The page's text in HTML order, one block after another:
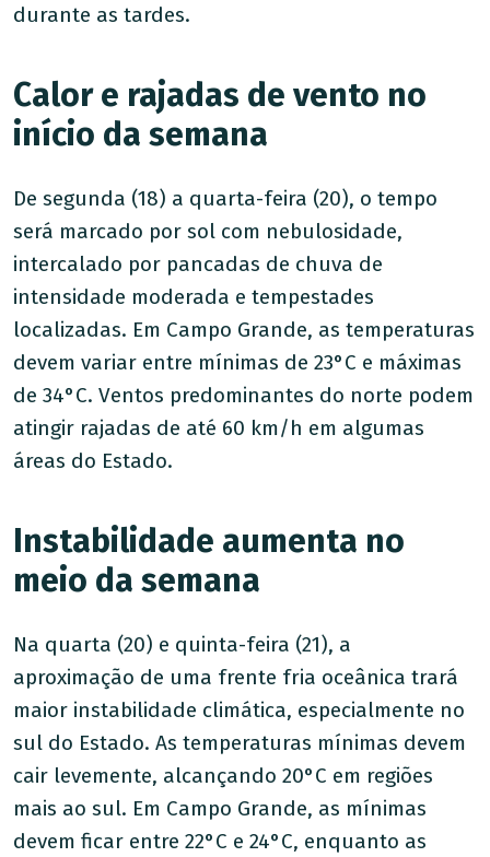
durante as tardes.
Calor e rajadas de vento no
início da semana
De segunda (18) a quarta-feira (20), o tempo
será marcado por sol com nebulosidade,
intercalado por pancadas de chuva de
intensidade moderada e tempestades
localizadas. Em Campo Grande, as temperaturas
devem variar entre mínimas de 23°C e máximas
de 34°C. Ventos predominantes do norte podem
atingir rajadas de até 60 km/h em algumas
áreas do Estado.
Instabilidade aumenta no
meio da semana
Na quarta (20) e quinta-feira (21), a
aproximação de uma frente fria oceânica trará
maior instabilidade climática, especialmente no
sul do Estado. As temperaturas mínimas devem
cair levemente, alcançando 20°C em regiões
mais ao sul. Em Campo Grande, as mínimas
devem ficar entre 22°C e 24°C, enquanto as